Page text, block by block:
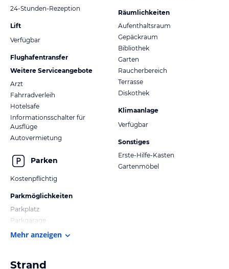
24-Stunden-Rezeption
Lift
Verfügbar
Flughafentransfer
Weitere Serviceangebote
Arzt
Fahrradverleih
Hotelsafe
Informationsschalter für
Ausflüge
Autovermietung
Parken
Kostenpflichtig
Parkmöglichkeiten
Parkplatz
Parkgarage
Räumlichkeiten
Aufenthaltsraum
Gepäckraum
Bibliothek
Garten
Raucherbereich
Terrasse
Diskothek
Klimaanlage
Verfügbar
Sonstiges
Erste-Hilfe-Kasten
Gartenmöbel
Mehr anzeigen
Strand